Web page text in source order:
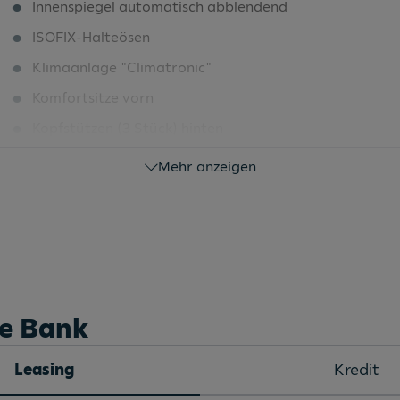
Innenspiegel automatisch abblendend
ISOFIX-Halteösen
Klimaanlage "Climatronic"
Kreuzungsassistent
Leuchtweitenregulierung dynamisch
Licht und Sicht Paket inkl. Light Assist
Mehr anzeigen
Bank
Leasing Kredit